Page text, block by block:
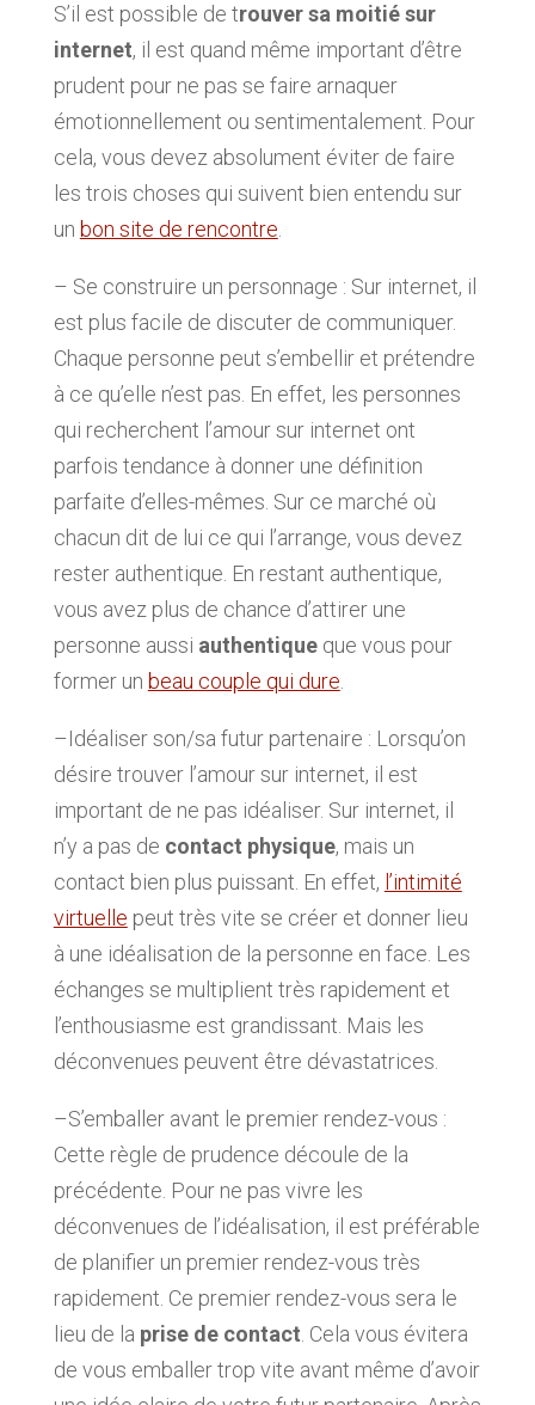
S’il est possible de trouver sa moitié sur
internet, il est quand même important d’être
prudent pour ne pas se faire arnaquer
émotionnellement ou sentimentalement. Pour
cela, vous devez absolument éviter de faire
les trois choses qui suivent bien entendu sur
un bon site de rencontre.
– Se construire un personnage : Sur internet, il
est plus facile de discuter de communiquer.
Chaque personne peut s’embellir et prétendre
à ce qu’elle n’est pas. En effet, les personnes
qui recherchent l’amour sur internet ont
parfois tendance à donner une définition
parfaite d’elles-mêmes. Sur ce marché où
chacun dit de lui ce qui l’arrange, vous devez
rester authentique. En restant authentique,
vous avez plus de chance d’attirer une
personne aussi authentiqueque vous pour
former un beau couple qui dure.
–Idéaliser son/sa futur partenaire : Lorsqu’on
désire trouver l’amour sur internet, il est
important de ne pas idéaliser. Sur internet, il
n’y a pas de contact physique, mais un
contact bien plus puissant. En effet, l’intimité
virtuelle peut très vite se créer et donner lieu
à une idéalisation de la personne en face. Les
échanges se multiplient très rapidement et
l’enthousiasme est grandissant. Mais les
déconvenues peuvent être dévastatrices.
–S’emballer avant le premier rendez-vous :
Cette règle de prudence découle de la
précédente. Pour ne pas vivre les
déconvenues de l’idéalisation, il est préférable
de planifier un premier rendez-vous très
rapidement. Ce premier rendez-vous sera le
lieu de la prise de contact. Cela vous évitera
de vous emballer trop vite avant même d’avoir